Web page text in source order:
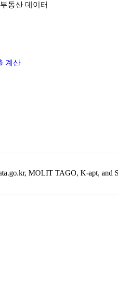
동산 데이터
계산
MOLIT TAGO, K-apt,